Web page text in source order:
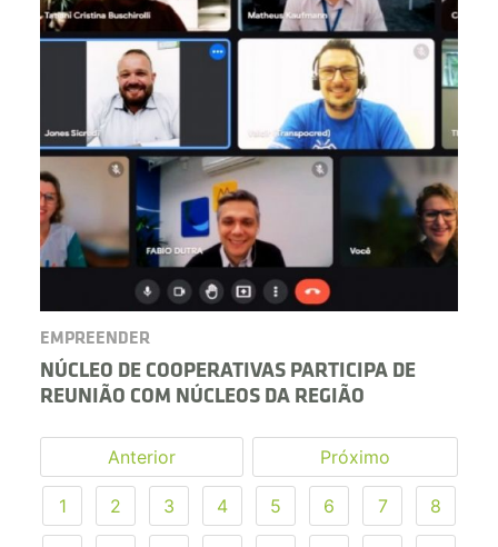
EMPREENDER
NÚCLEO DE COOPERATIVAS PARTICIPA DE
REUNIÃO COM NÚCLEOS DA REGIÃO
Anterior Próximo
1 2 3 4 5 6 7 8